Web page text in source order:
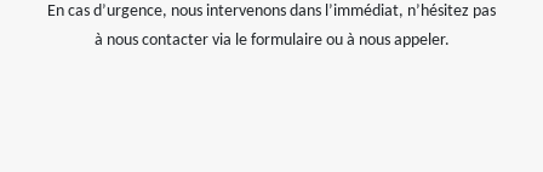
En cas d’urgence, nous intervenons dans l’immédiat, n’hésitez pas
à nous contacter via le formulaire ou à nous appeler.